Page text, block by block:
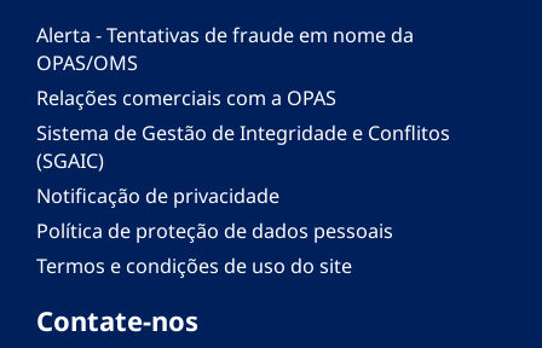
Alerta - Tentativas de fraude em nome da
OPAS/OMS
Relações comerciais com a OPAS
Sistema de Gestão de Integridade e Conflitos
(SGAIC)
Notificação de privacidade
Política de proteção de dados pessoais
Termos e condições de uso do site
Contate-nos